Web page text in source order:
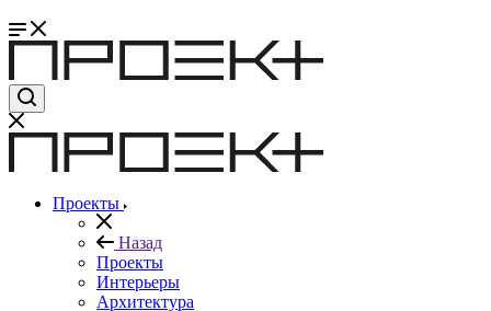
Проекты
Назад
Проекты
Интерьеры
Архитектура